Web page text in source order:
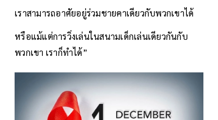
เราสามารถอาศัยอยู่ร่วมชายคาเดียวกับพวกเขาได้
หรือแม้แต่การวิ่งเล่นในสนามเด็กเล่นเดียวกันกับ
พวกเขา เราก็ทำได้”